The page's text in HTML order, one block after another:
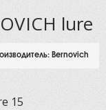
lure
Bernovich
15